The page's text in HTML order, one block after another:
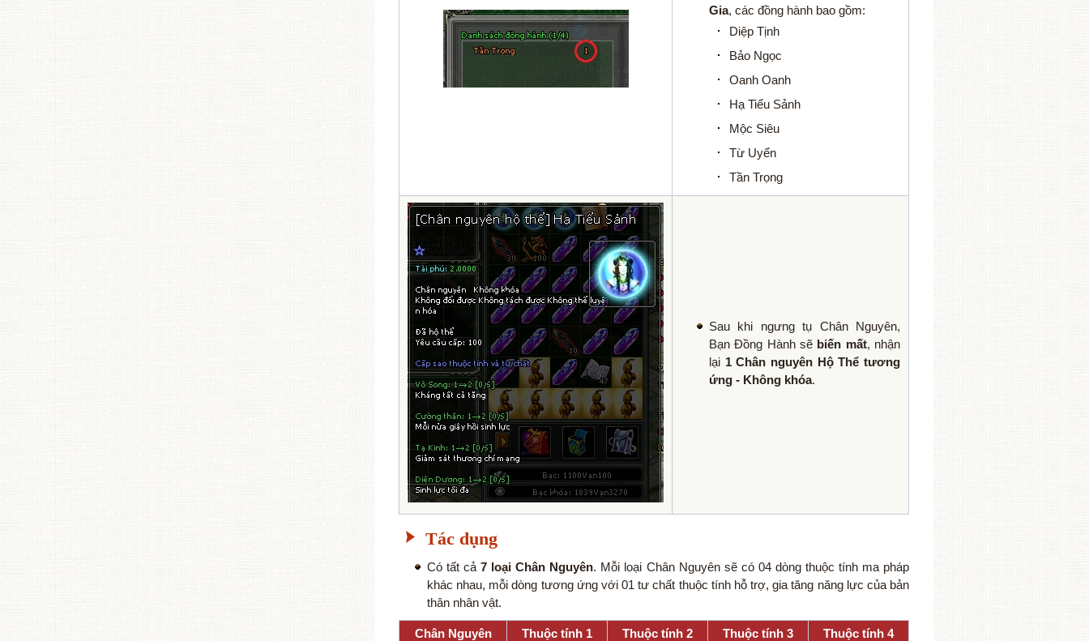
Gia, các đồng hành bao gồm:
Diệp Tịnh
Bảo Ngọc
Oanh Oanh
Hạ Tiểu Sảnh
Mộc Siêu
Từ Uyển
Tần Trọng
Sau khi ngưng tụ Chân Nguyên,
Bạn Đồng Hành sẽ biến mất, nhận
lại 1 Chân nguyên Hộ Thể tương
ứng - Không khóa.
Tác dụng
Có tất cả7 loại Chân Nguyên. Mỗi loại Chân Nguyên sẽ có 04 dòng thuộc tính ma pháp
khác nhau, mỗi dòng tương ứng với 01 tư chất thuộc tính hỗ trợ, gia tăng năng lực của bản
thân nhân vật.
Chân Nguyên Thuộc tính 1 Thuộc tính 2 Thuộc tính 3
Thuộc tính 4